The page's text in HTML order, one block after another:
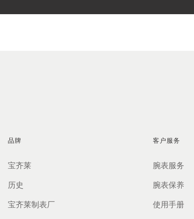
品牌
宝齐莱
历史
宝齐莱制表厂
客户服务
腕表服务
腕表保养
使用手册